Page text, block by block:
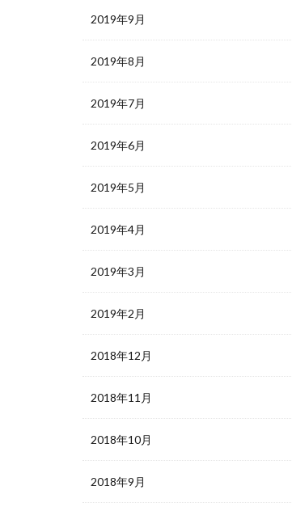
2019年9月
2019年8月
2019年7月
2019年6月
2019年5月
2019年4月
2019年3月
2019年2月
2018年12月
2018年11月
2018年10月
2018年9月